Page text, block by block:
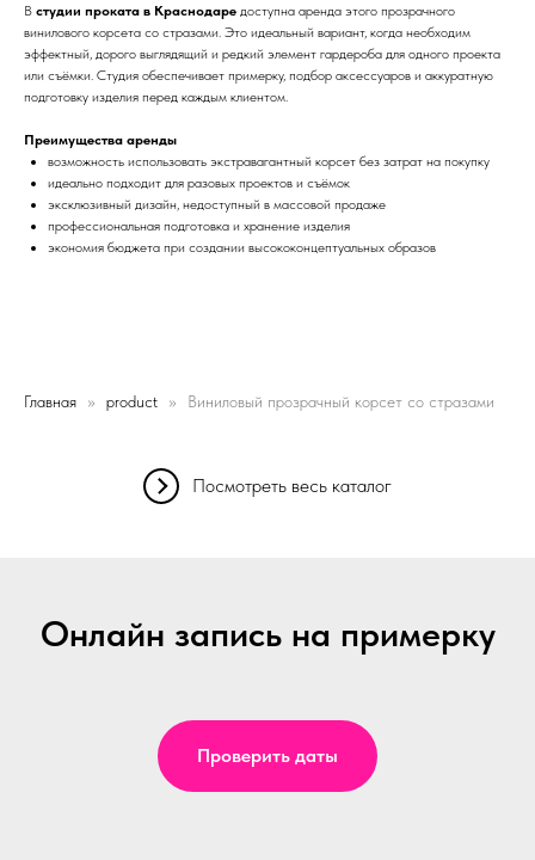
В студии проката в Краснодаре доступна аренда этого прозрачного
винилового корсета со стразами. Это идеальный вариант, когда необходим
эффектный, дорого выглядящий и редкий элемент гардероба для одного проекта
или съёмки. Студия обеспечивает примерку, подбор аксессуаров и аккуратную
подготовку изделия перед каждым клиентом.
Преимущества аренды
возможность использовать экстравагантный корсет без затрат на покупку
идеально подходит для разовых проектов и съёмок
эксклюзивный дизайн, недоступный в массовой продаже
профессиональная подготовка и хранение изделия
экономия бюджета при создании высококонцептуальных образов
Главная product Виниловый прозрачный корсет со стразами
Посмотреть весь каталог
Онлайн запись на примерку
Проверить даты